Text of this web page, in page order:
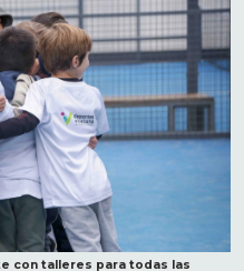
con talleres para todas las